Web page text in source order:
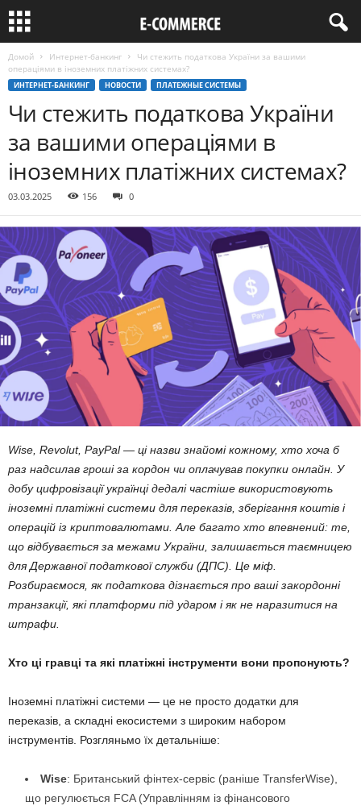
Домой Интернет-банкинг
Чи стежить податкова України за вашими
операціями в іноземних платіжних системах?
ИНТЕРНЕТ-БАНКИНГ НОВОСТИ ПЛАТЕЖНЫЕ СИСТЕМЫ
Чи стежить податкова України
за вашими операціями в
іноземних платіжних системах?
03.03.2025 156 0
Wise, Revolut, PayPal — ці назви знайомі кожному, хто хоча б
раз надсилав гроші за кордон чи оплачував покупки онлайн. У
добу цифровізації українці дедалі частіше використовують
іноземні платіжні системи для переказів, зберігання коштів і
операцій із криптовалютами. Але багато хто впевнений: те,
що відбувається за межами України, залишається таємницею
для Державної податкової служби (ДПС). Це міф.
Розбираємося, як податкова дізнається про ваші закордонні
транзакції, які платформи під ударом і як не наразитися на
штрафи.
Хто ці гравці та які платіжні інструменти вони пропонують?
Іноземні платіжні системи — це не просто додатки для
переказів, а складні екосистеми з широким набором
інструментів. Розгляньмо їх детальніше:
Wise: Британський фінтех-сервіс (раніше TransferWise),
що регулюється FCA (Управлінням із фінансового